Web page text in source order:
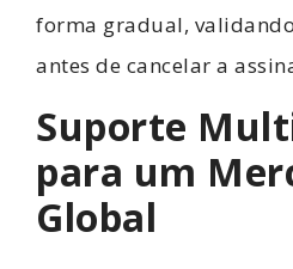
forma gradual,
antes de cancelar a
Suporte
para um
Global